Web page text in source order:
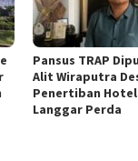
Pansus TRAP
Alit Wiraputra
Penertiban Hotel
Langgar Perda